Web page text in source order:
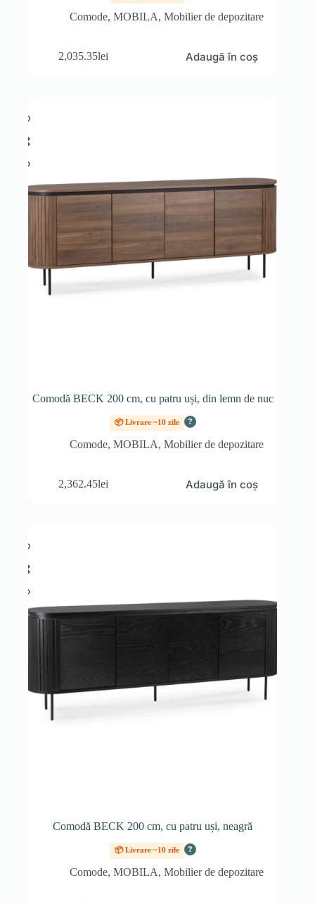
Comode,MOBILA,Mobilier de depozitare
2,035.35lei Adaugă în coș
Comodă BECK 200 cm, cu patru uși, din lemn de nuc
📦 Livrare ~10 zile ?
Comode,MOBILA,Mobilier de depozitare
2,362.45lei Adaugă în coș
Comodă BECK 200 cm, cu patru uși, neagră
📦 Livrare ~10 zile ?
Comode,MOBILA,Mobilier de depozitare